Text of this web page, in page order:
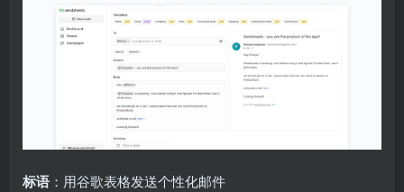
标语 ：用谷歌表格发送个性化邮件